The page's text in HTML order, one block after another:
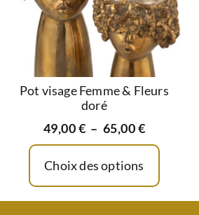
Pot visage Femme & Fleurs
doré
49,00€ – 65,00€
Choix des options